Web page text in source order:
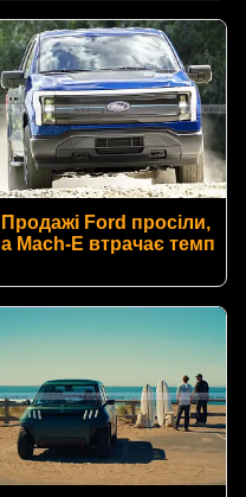
Продажі Ford просіли,
а Mach-E втрачає темп